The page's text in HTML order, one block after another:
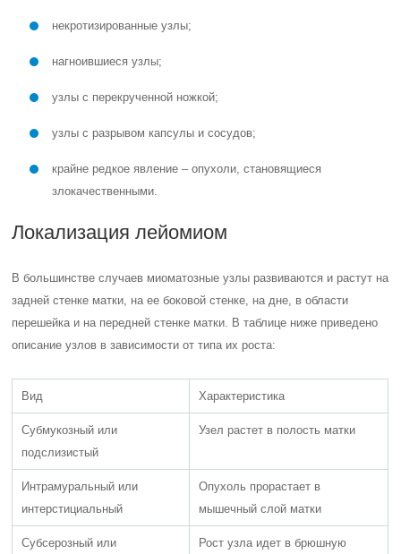
некротизированные узлы;
нагноившиеся узлы;
узлы с перекрученной ножкой;
узлы с разрывом капсулы и сосудов;
крайне редкое явление – опухоли, становящиеся
злокачественными.
Локализация лейомиом
В большинстве случаев миоматозные узлы развиваются и растут на
задней стенке матки, на ее боковой стенке, на дне, в области
перешейка и на передней стенке матки. В таблице ниже приведено
описание узлов в зависимости от типа их роста:
Вид Характеристика
Субмукозный или
подслизистый
Узел растет в полость матки
Интрамуральный или
интерстициальный
Опухоль прорастает в
мышечный слой матки
Субсерозный или
Рост узла идет в брюшную